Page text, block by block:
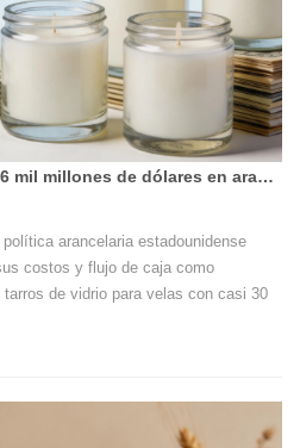
Se están reembolsando 166 mil millones de dólares en aranceles antiguos: cómo los compradores de tarros de velas de vidrio pueden aprovechar la oportunidad
arancelaria estadounidense
costos y flujo de caja como
tarros de vidrio para velas con casi 30
a ver las oportunidades y los